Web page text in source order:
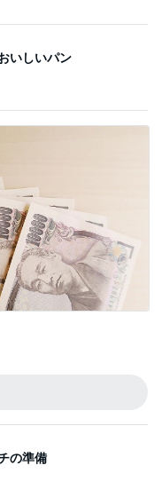
いしいパン
の準備